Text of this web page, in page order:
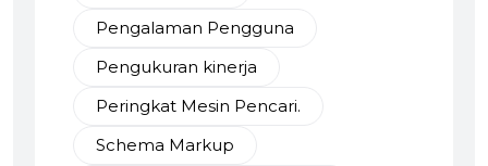
Pengalaman Pengguna
Pengukuran kinerja
Peringkat Mesin Pencari.
Schema Markup